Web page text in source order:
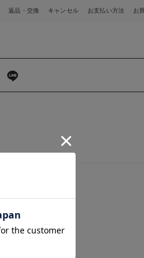
返品・交換 キャンセル お支払い方法 お